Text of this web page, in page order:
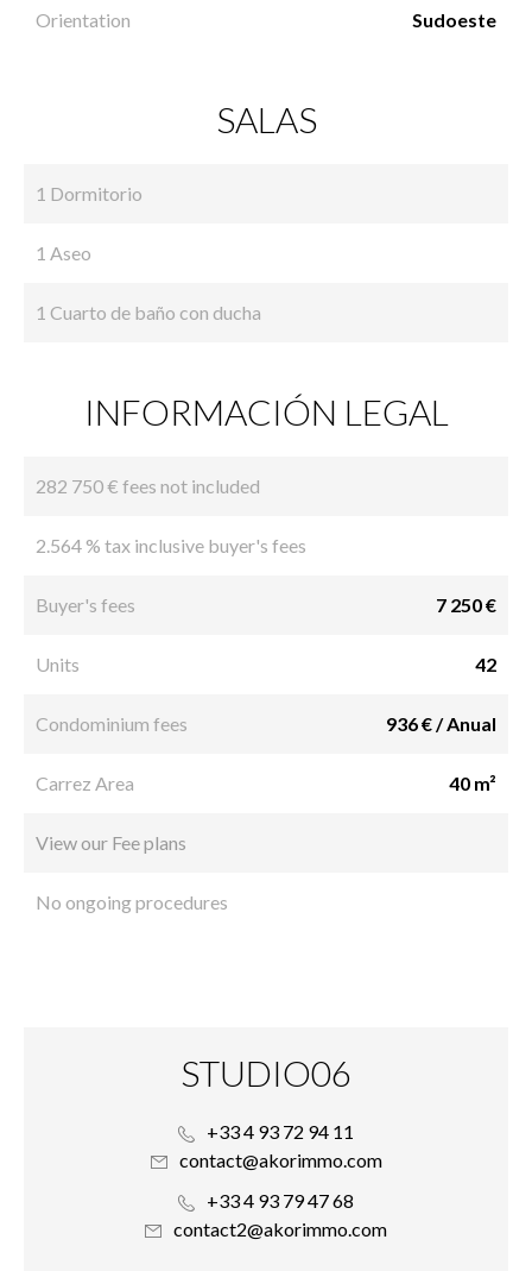
Orientation Sudoeste
SALAS
1 Dormitorio
1 Aseo
1 Cuarto de baño con ducha
INFORMACIÓN LEGAL
282 750 € fees not included
2.564 % tax inclusive buyer's fees
Buyer's fees 7 250 €
Units 42
Condominium fees 936 € / Anual
Carrez Area 40 m²
View our Fee plans
No ongoing procedures
STUDIO06
+33 4 93 72 94 11
contact@akorimmo.com
+33 4 93 79 47 68
contact2@akorimmo.com